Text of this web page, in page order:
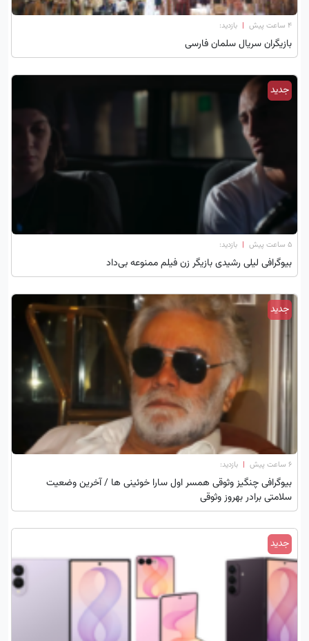
۴ ساعت پیش | بازدید:
بازیگران سریال سلمان فارسی
جدید
۵ ساعت پیش | بازدید:
بیوگرافی لیلی رشیدی بازیگر زن فیلم ممنوعه بی‌داد
جدید
۶ ساعت پیش | بازدید:
بیوگرافی چنگیز وثوقی همسر اول سارا خوئینی ها / آخرین وضعیت
سلامتی برادر بهروز وثوقی
جدید